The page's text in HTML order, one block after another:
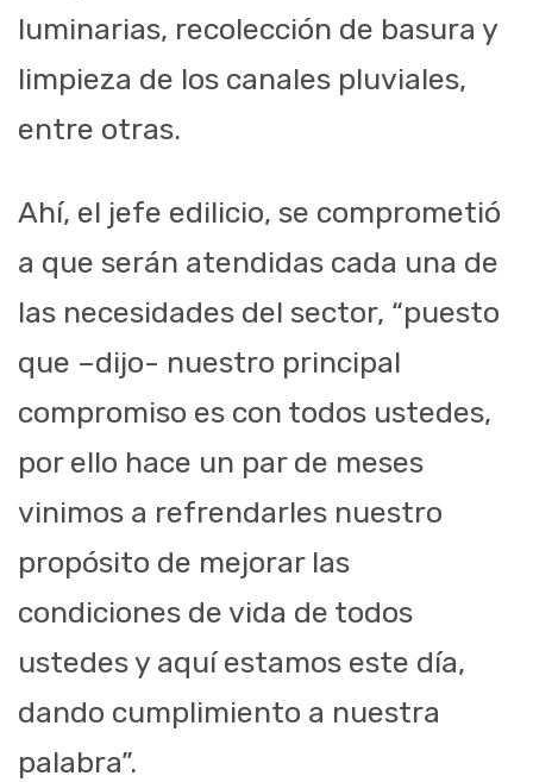
luminarias, recolección de basura y
limpieza de los canales pluviales,
entre otras.
Ahí, el jefe edilicio, se comprometió
a que serán atendidas cada una de
las necesidades del sector, “puesto
que –dijo- nuestro principal
compromiso es con todos ustedes,
por ello hace un par de meses
vinimos a refrendarles nuestro
propósito de mejorar las
condiciones de vida de todos
ustedes y aquí estamos este día,
dando cumplimiento a nuestra
palabra”.